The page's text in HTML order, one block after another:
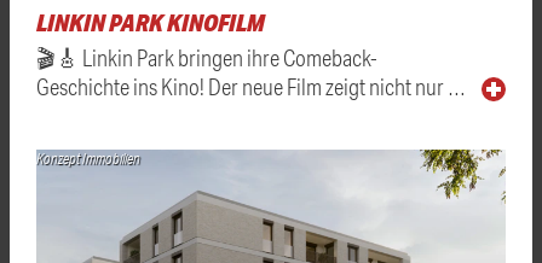
LINKIN PARK KINOFILM
🎬🎸 Linkin Park bringen ihre Comeback-
Geschichte ins Kino! Der neue Film zeigt nicht nur …
Konzept Immobilien